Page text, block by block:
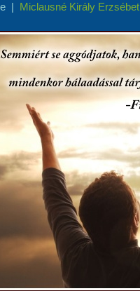
| Miclausné Király Erzsébet